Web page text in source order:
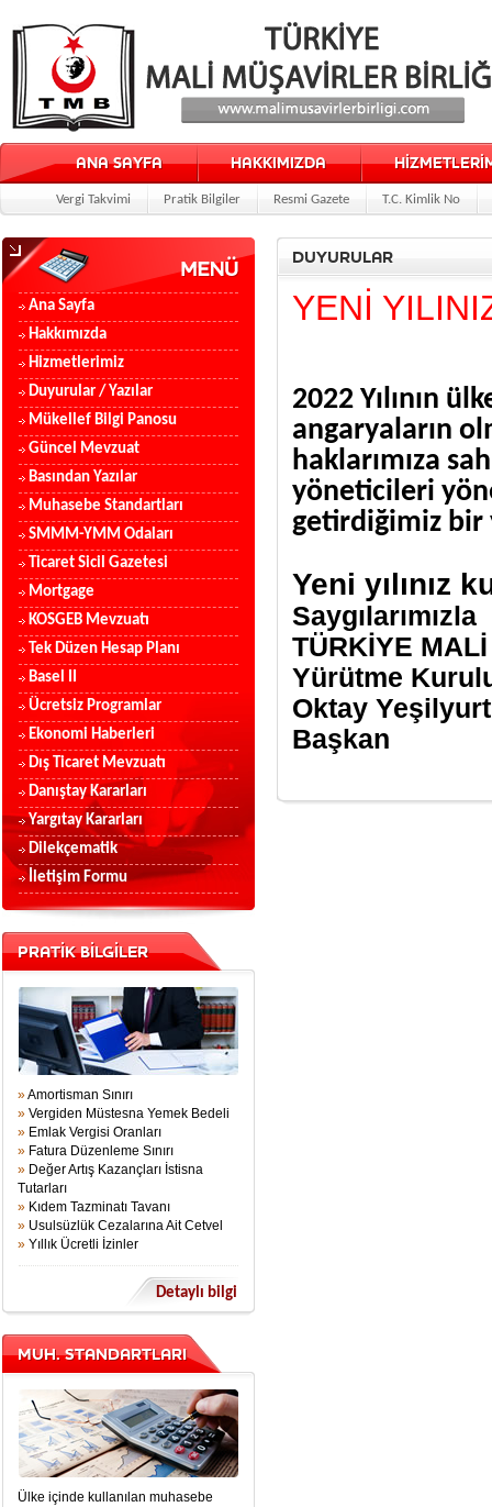
ANA SAYFA HAKKIMIZDA
Vergi Takvimi Pratik Bilgiler Resmi Gazete T.C. Kimlik No
Ana Sayfa
Hakkımızda
Hizmetlerimiz
Duyurular / Yazılar
Mükellef Bilgi Panosu
Güncel Mevzuat
Basından Yazılar
Muhasebe Standartları
SMMM-YMM Odaları
Ticaret Sicil Gazetesi
Mortgage
KOSGEB Mevzuatı
Tek Düzen Hesap Planı
Basel II
Ücretsiz Programlar
Ekonomi Haberleri
Dış Ticaret Mevzuatı
Danıştay Kararları
Yargıtay Kararları
Dilekçematik
İletişim Formu
PRATİK BİLGİLER
»Amortisman Sınırı
» Vergiden Müstesna Yemek Bedeli
» Emlak Vergisi Oranları
» Fatura Düzenleme Sınırı
» Değer Artış Kazançları İstisna
Tutarları
» Kıdem Tazminatı Tavanı
» Usulsüzlük Cezalarına Ait Cetvel
» Yıllık Ücretli İzinler
Detaylı bilgi
MUH. STANDARTLARI
Ülke içinde kullanılan muhasebe
DUYURULAR
YENİ
2022 Yılının
angaryaların
haklarımıza
yöneticileri
getirdiğimiz bir
Yeni yılınız
Saygılarımızla
TÜRKİYE
Yürütme
Oktay
Başkan